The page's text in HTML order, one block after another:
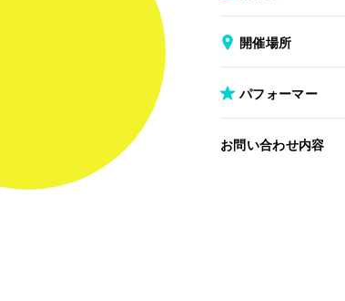
開催場所
パフォーマー
お問い合わせ内容